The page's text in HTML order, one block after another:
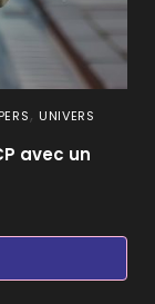
, UNIVERS
avec un